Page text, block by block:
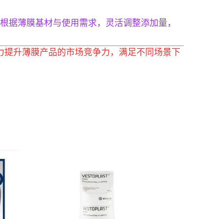
薄膜基材与使用需求，灵活调整添加量，
升薄膜产品的市场竞争力，满足不同场景下